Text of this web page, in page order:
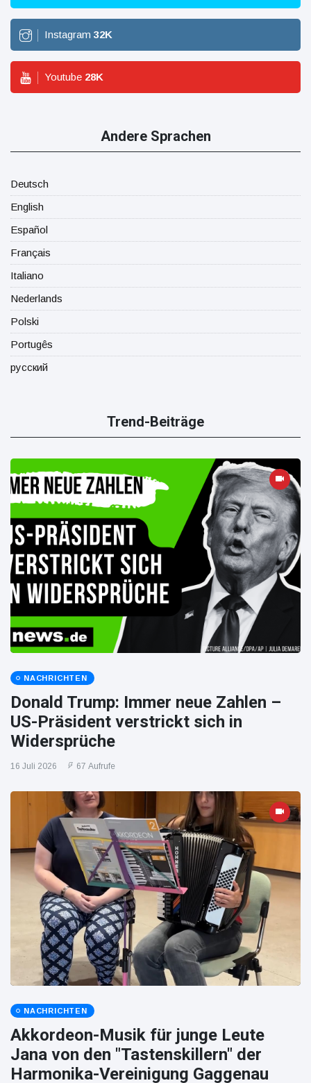
Instagram 32K
Youtube 28K
Andere Sprachen
Deutsch
English
Español
Français
Italiano
Nederlands
Polski
Portugês
русский
Trend-Beiträge
NACHRICHTEN
Donald Trump: Immer neue Zahlen –
US-Präsident verstrickt sich in
Widersprüche
16 Juli 2026 67 Aufrufe
NACHRICHTEN
Akkordeon-Musik für junge Leute
Jana von den "Tastenskillern" der
Harmonika-Vereinigung Gaggenau